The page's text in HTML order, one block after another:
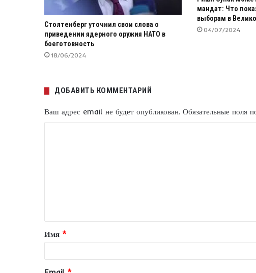
Столтенберг уточнил свои слова о
приведении ядерного оружия НАТО в
боеготовность
18/06/2024
мандат: Что
выборам в
04/07/2024
ДОБАВИТЬ КОММЕНТАРИЙ
Ваш адрес email не будет опубликован. Обязательные поля
т
а
и
Имя *